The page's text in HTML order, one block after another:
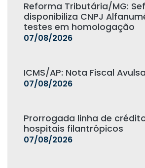
Reforma Tributária/MG:
disponibiliza CNPJ
testes em homologação
07/08/2026
ICMS/AP: Nota Fiscal Avulsa
07/08/2026
Prorrogada linha de
hospitais filantrópicos
07/08/2026